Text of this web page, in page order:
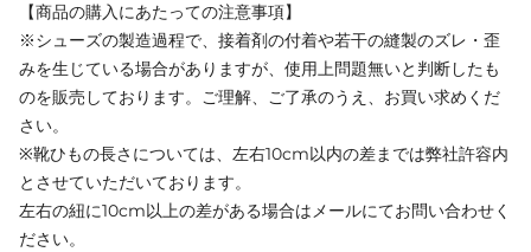
【商品の購入にあたっての注意事項】
※シューズの製造過程で、接着剤の付着や若干の縫製のズレ・歪
みを生じている場合がありますが、使用上問題無いと判断したも
のを販売しております。ご理解、ご了承のうえ、お買い求めくだ
さい。
※靴ひもの長さについては、左右10cm以内の差までは弊社許容内
とさせていただいております。
左右の紐に10cm以上の差がある場合はメールにてお問い合わせく
ださい。